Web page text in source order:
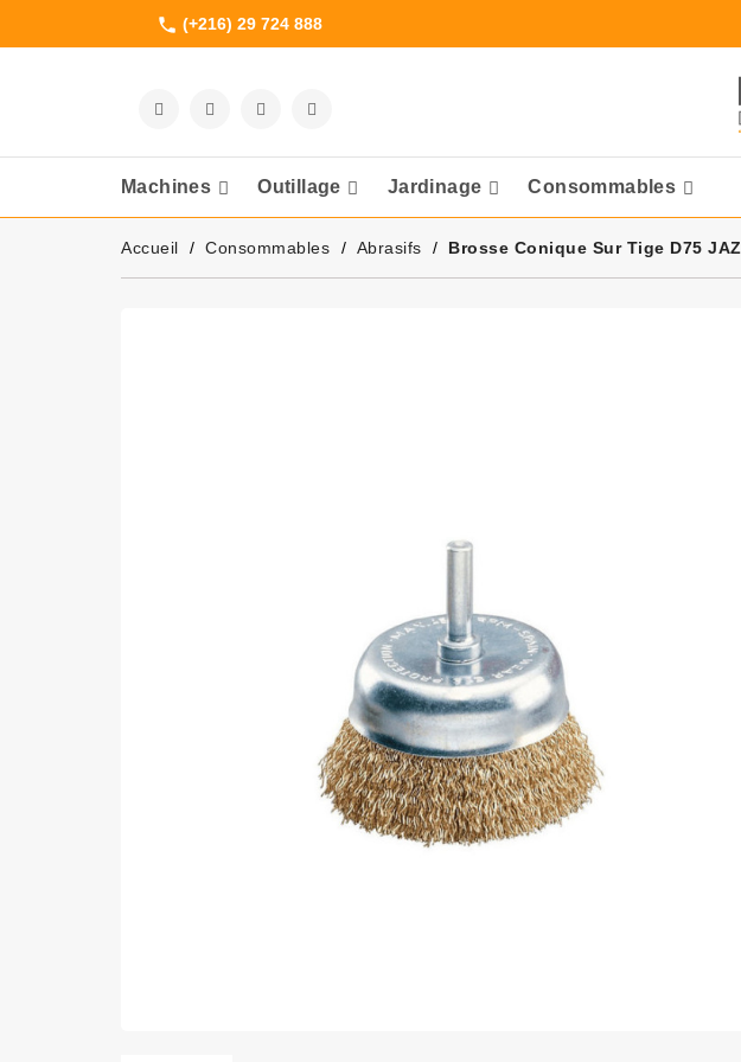
phone (+216) 29 724 888
Machines Outillage Jardinage Consommables
Accueil Consommables Abrasifs Brosse Conique Sur Tige D75 JAZ